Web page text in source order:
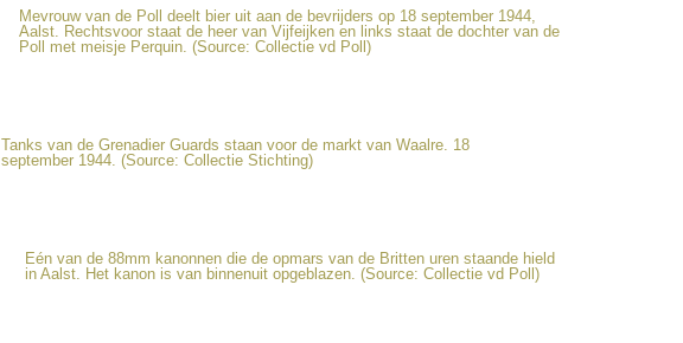
Mevrouw van de Poll deelt bier uit aan de bevrijders op 18 september 1944,
Aalst. Rechtsvoor staat de heer van Vijfeijken en links staat de dochter van de
Poll met meisje Perquin. (Source: Collectie vd Poll)
Tanks van de Grenadier Guards staan voor de markt van Waalre. 18
september 1944. (Source: Collectie Stichting)
Eén van de 88mm kanonnen die de opmars van de Britten uren staande hield
in Aalst. Het kanon is van binnenuit opgeblazen. (Source: Collectie vd Poll)